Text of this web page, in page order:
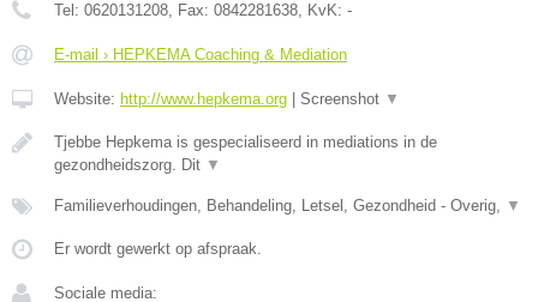
Tel: 0620131208, Fax: 0842281638, KvK: -
E-mail › HEPKEMA Coaching & Mediation
Website: http://www.hepkema.org Screenshot ▼
Tjebbe Hepkema is gespecialiseerd in mediations in de
gezondheidszorg. Dit ▼
Familieverhoudingen, Behandeling, Letsel, Gezondheid - Overig, ▼
Er wordt gewerkt op afspraak.
Sociale media: